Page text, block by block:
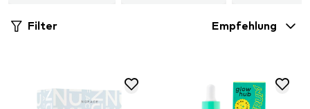
Filter Empfehlung